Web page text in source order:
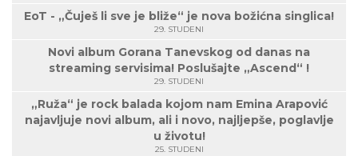
EoT - „Čuješ li sve je bliže“ je nova božićna singlica!
29. STUDENI
Novi album Gorana Tanevskog od danas na
streaming servisima! Poslušajte „Ascend“ !
29. STUDENI
„Ruža“ je rock balada kojom nam Emina Arapović
najavljuje novi album, ali i novo, najljepše, poglavlje
u životu!
25. STUDENI